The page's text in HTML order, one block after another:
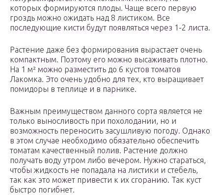
которых формируются плоды. Чаще всего первую
гроздь можно ожидать над 8 листиком. Все
последующие кисти будут появляться через 1-2 листа.
Растение даже без формирования вырастает очень
компактным. Поэтому его можно высаживать плотно.
На 1 м² можно разместить до 6 кустов томатов
Лакомка. Это очень удобно для тех, кто выращивает
помидоры в теплице и в парнике.
Важным преимуществом данного сорта является не
только выносливость при похолодании, но и
возможность переносить засушливую погоду. Однако
в этом случае необходимо обязательно обеспечить
томатам качественный полив. Растение должно
получать воду утром либо вечером. Нужно стараться,
чтобы жидкость не попадала на листики и стебель,
так как это может привести к их сгоранию. Так куст
быстро погибнет.